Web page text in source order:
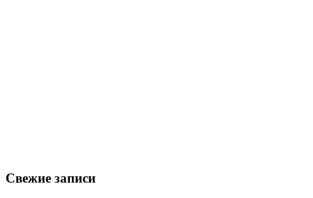
Свежие записи